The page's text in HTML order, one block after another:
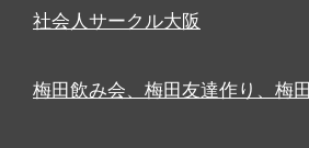
社会人サークル大阪
梅田飲み会、梅田友達作り、梅